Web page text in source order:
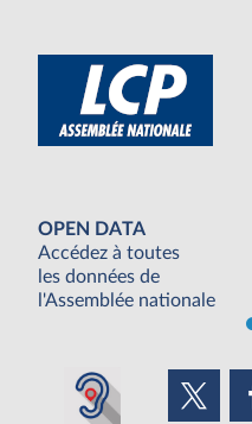
OPEN DATA
Accédez à toutes
les données de
l'Assemblée nationale